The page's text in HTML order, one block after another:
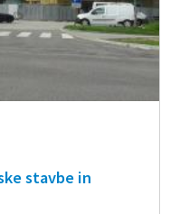
stavbe in